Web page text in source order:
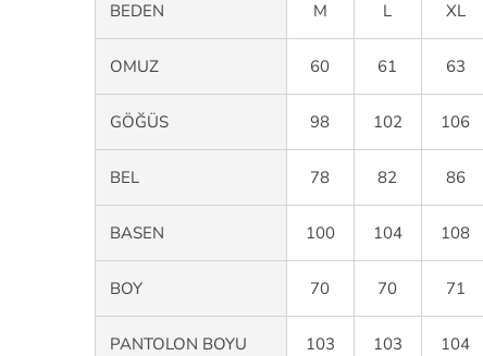
BEDEN M L XL
OMUZ 60 61 63
GÖĞÜS 98 102 106
BEL 78 82 86
BASEN 100 104 108
BOY 70 70 71
PANTOLON BOYU 103 103 104